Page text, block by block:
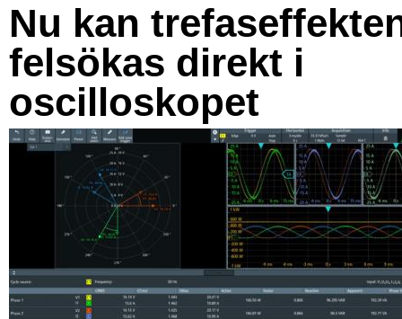
Nu kan
felsökas direkt i
oscilloskopet